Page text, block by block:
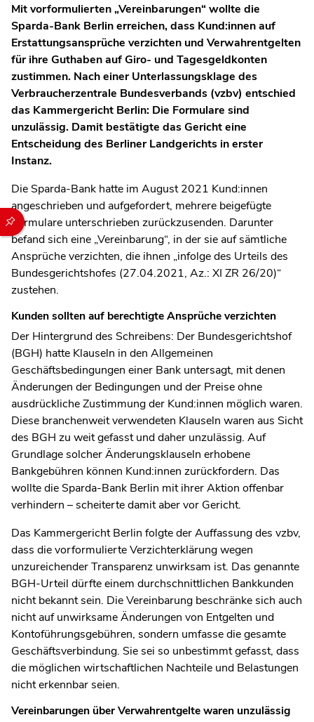
Durch die folgenden Buttons können Sie direkt auf einen
Mit vorformulierten „Vereinbarungen“ wollte die
Sparda-Bank Berlin erreichen, dass Kund:innen auf
Erstattungsansprüche verzichten und Verwahrentgelten
für ihre Guthaben auf Giro- und Tagesgeldkonten
zustimmen. Nach einer Unterlassungsklage des
Verbraucherzentrale Bundesverbands (vzbv) entschied
das Kammergericht Berlin: Die Formulare sind
unzulässig. Damit bestätigte das Gericht eine
Entscheidung des Berliner Landgerichts in erster
Instanz.
Die Sparda-Bank hatte im August 2021 Kund:innen
angeschrieben und aufgefordert, mehrere beigefügte
Formulare unterschrieben zurückzusenden. Darunter
befand sich eine „Vereinbarung“, in der sie auf sämtliche
Ansprüche verzichten, die ihnen „infolge des Urteils des
Bundesgerichtshofes (27.04.2021, Az.: XI ZR 26/20)“
zustehen. ­­­
Kunden sollten auf berechtigte Ansprüche verzichten
Der Hintergrund des Schreibens: Der Bundesgerichtshof
(BGH) hatte Klauseln in den Allgemeinen
Geschäftsbedingungen einer Bank untersagt, mit denen
Änderungen der Bedingungen und der Preise ohne
ausdrückliche Zustimmung der Kund:innen möglich waren.
Diese branchenweit verwendeten Klauseln waren aus Sicht
des BGH zu weit gefasst und daher unzulässig. Auf
Grundlage solcher Änderungsklauseln erhobene
Bankgebühren können Kund:innen zurückfordern. Das
wollte die Sparda-Bank Berlin mit ihrer Aktion offenbar
verhindern – scheiterte damit aber vor Gericht.
Das Kammergericht Berlin folgte der Auffassung des vzbv,
dass die vorformulierte Verzichterklärung wegen
unzureichender Transparenz unwirksam ist. Das genannte
BGH-Urteil dürfte einem durchschnittlichen Bankkunden
nicht bekannt sein. Die Vereinbarung beschränke sich auch
nicht auf unwirksame Änderungen von Entgelten und
Kontoführungsgebühren, sondern umfasse die gesamte
Geschäftsverbindung. Sie sei so unbestimmt gefasst, dass
die möglichen wirtschaftlichen Nachteile und Belastungen
nicht erkennbar seien.
Vereinbarungen über Verwahrentgelte waren unzulässig